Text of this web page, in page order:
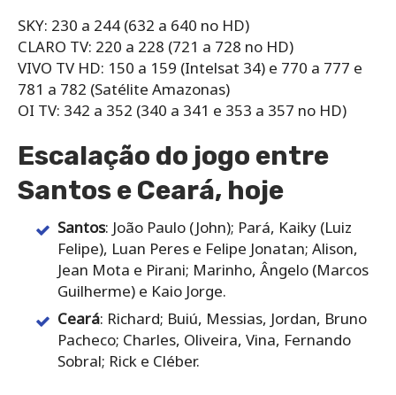
SKY: 230 a 244 (632 a 640 no HD)
CLARO TV: 220 a 228 (721 a 728 no HD)
VIVO TV HD: 150 a 159 (Intelsat 34) e 770 a 777 e
781 a 782 (Satélite Amazonas)
OI TV: 342 a 352 (340 a 341 e 353 a 357 no HD)
Escalação do jogo entre
Santos e Ceará, hoje
Santos: João Paulo (John); Pará, Kaiky (Luiz
Felipe), Luan Peres e Felipe Jonatan; Alison,
Jean Mota e Pirani; Marinho, Ângelo (Marcos
Guilherme) e Kaio Jorge.
Ceará: Richard; Buiú, Messias, Jordan, Bruno
Pacheco; Charles, Oliveira, Vina, Fernando
Sobral; Rick e Cléber.